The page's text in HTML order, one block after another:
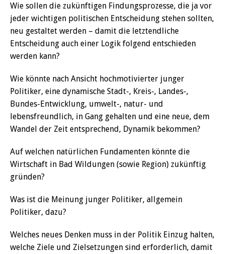
Wie sollen die zukünftigen Findungsprozesse, die ja vor
jeder wichtigen politischen Entscheidung stehen sollten,
neu gestaltet werden – damit die letztendliche
Entscheidung auch einer Logik folgend entschieden
werden kann?
Wie könnte nach Ansicht hochmotivierter junger
Politiker, eine dynamische Stadt-, Kreis-, Landes-,
Bundes-Entwicklung, umwelt-, natur- und
lebensfreundlich, in Gang gehalten und eine neue, dem
Wandel der Zeit entsprechend, Dynamik bekommen?
Auf welchen natürlichen Fundamenten könnte die
Wirtschaft in Bad Wildungen (sowie Region) zukünftig
gründen?
Was ist die Meinung junger Politiker, allgemein
Politiker, dazu?
Welches neues Denken muss in der Politik Einzug halten,
welche Ziele und Zielsetzungen sind erforderlich, damit